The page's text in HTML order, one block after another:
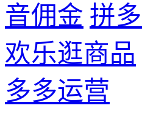
音佣金 拼
欢乐逛商品
多多运营